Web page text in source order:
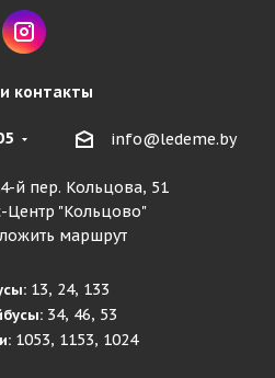
контакты
info@ledeme.by
й пер. Кольцова, 51
Центр "Кольцово"
маршрут
13, 24, 133
34, 46, 53
1053, 1153, 1024